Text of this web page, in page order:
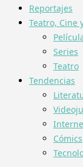
Reportajes
Teatro, Cine
Series
Teatro
Tendencias
Cómics